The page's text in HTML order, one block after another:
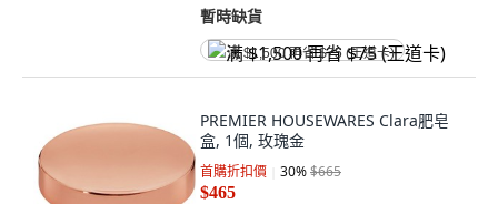
暫時缺貨
满 $1,500 再省 $75 (王道卡)
PREMIER HOUSEWARES Clara肥皂
盒, 1個, 玫瑰金
首購折扣價 30%$665
$465